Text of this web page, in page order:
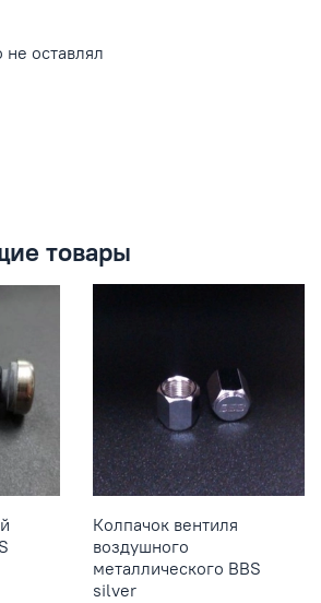
оставлял
товары
Колпачок вентиля
воздушного
металлического BBS
silver